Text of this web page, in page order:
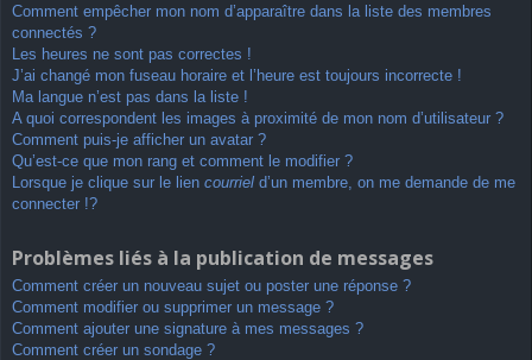
Comment empêcher mon nom d’apparaître dans la liste des membres
connectés ?
Les heures ne sont pas correctes !
J’ai changé mon fuseau horaire et l’heure est toujours incorrecte !
Ma langue n’est pas dans la liste !
A quoi correspondent les images à proximité de mon nom d’utilisateur ?
Comment puis-je afficher un avatar ?
Qu’est-ce que mon rang et comment le modifier ?
Lorsque je clique sur le lien courriel d’un membre, on me demande de me
connecter !?
Problèmes liés à la publication de messages
Comment créer un nouveau sujet ou poster une réponse ?
Comment modifier ou supprimer un message ?
Comment ajouter une signature à mes messages ?
Comment créer un sondage ?